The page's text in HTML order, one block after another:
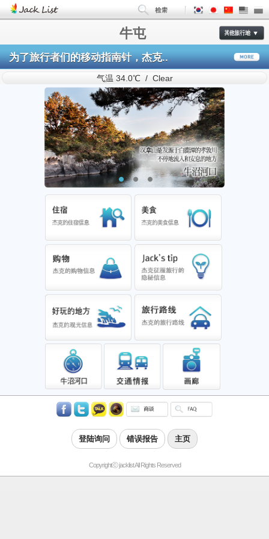
牛屯
为了旅行者们的移动指南针，杰克..
气温 34.0℃ / Clear
登陆询问 错误报告 主页
Copyrightⓒ jacklist All Rights Reserved